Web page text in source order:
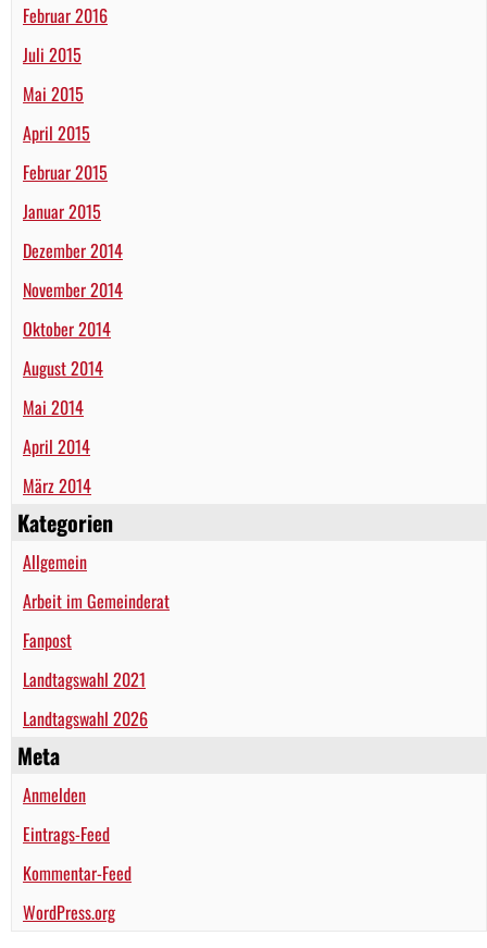
Februar 2016
Juli 2015
Mai 2015
April 2015
Februar 2015
Januar 2015
Dezember 2014
November 2014
Oktober 2014
August 2014
Mai 2014
April 2014
März 2014
Kategorien
Allgemein
Arbeit im Gemeinderat
Fanpost
Landtagswahl 2021
Landtagswahl 2026
Meta
Anmelden
Eintrags-Feed
Kommentar-Feed
WordPress.org